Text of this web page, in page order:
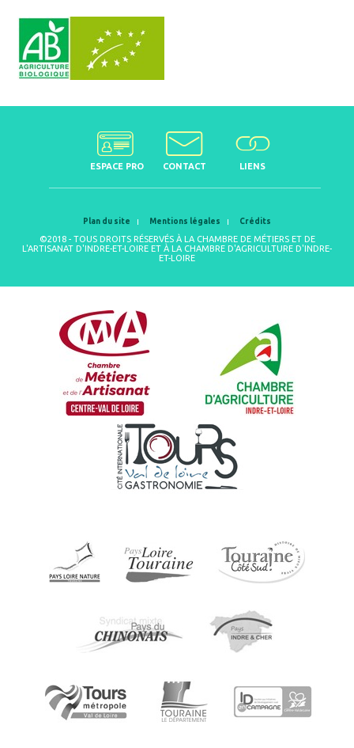
ESPACE PRO CONTACT LIENS
Plan du site Mentions légales Crédits
©2018 - TOUS DROITS RÉSERVÉS À LA CHAMBRE DE MÉTIERS ET DE
L'ARTISANAT D'INDRE-ET-LOIRE ET À LA CHAMBRE D'AGRICULTURE D'INDRE-
ET-LOIRE